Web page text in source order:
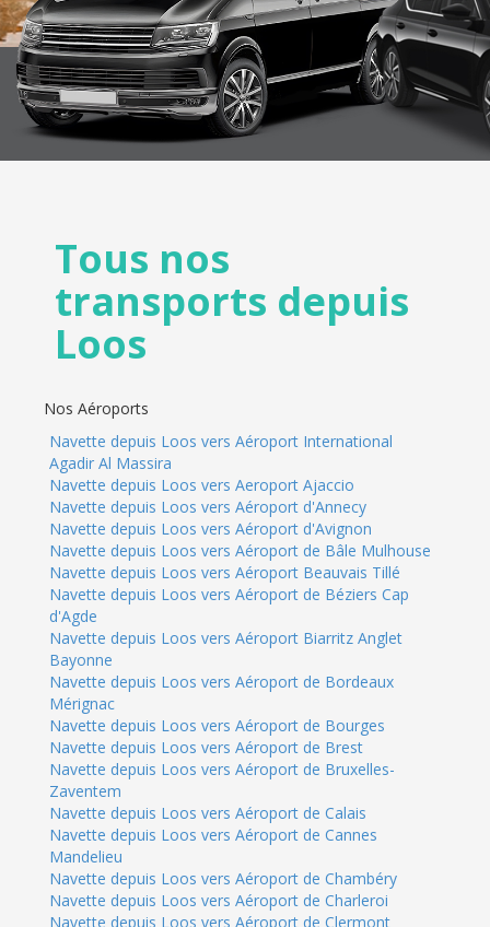
Tous nos
transports depuis
Loos
Nos Aéroports
Navette depuis Loos vers Aéroport International
Agadir Al Massira
Navette depuis Loos vers Aeroport Ajaccio
Navette depuis Loos vers Aéroport d'Annecy
Navette depuis Loos vers Aéroport d'Avignon
Navette depuis Loos vers Aéroport de Bâle Mulhouse
Navette depuis Loos vers Aéroport Beauvais Tillé
Navette depuis Loos vers Aéroport de Béziers Cap
d'Agde
Navette depuis Loos vers Aéroport Biarritz Anglet
Bayonne
Navette depuis Loos vers Aéroport de Bordeaux
Mérignac
Navette depuis Loos vers Aéroport de Bourges
Navette depuis Loos vers Aéroport de Brest
Navette depuis Loos vers Aéroport de Bruxelles-
Zaventem
Navette depuis Loos vers Aéroport de Calais
Navette depuis Loos vers Aéroport de Cannes
Mandelieu
Navette depuis Loos vers Aéroport de Chambéry
Navette depuis Loos vers Aéroport de Charleroi
Navette depuis Loos vers Aéroport de Clermont